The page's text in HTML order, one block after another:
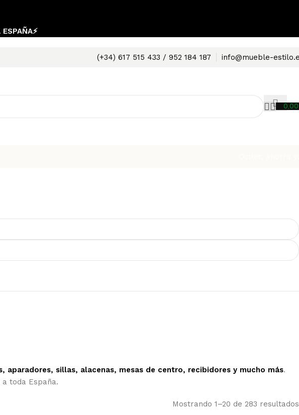
(+34) 617 515 433 / 952 184 187 info@mueble-
aparadores, sillas, alacenas, mesas de centro, recibidores y mucho más.
toda España.
Mostrando 1–20 de 283 resultados